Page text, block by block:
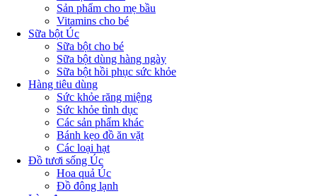
Sản phẩm cho mẹ bầu
Vitamins cho bé
Sữa bột Úc
Sữa bột cho bé
Sữa bột dùng hàng ngày
Sữa bột hồi phục sức khỏe
Hàng tiêu dùng
Sức khỏe răng miệng
Sức khỏe tình dục
Các sản phẩm khác
Bánh kẹo đồ ăn vặt
Các loại hạt
Đồ tươi sống Úc
Hoa quả Úc
Đồ đông lạnh